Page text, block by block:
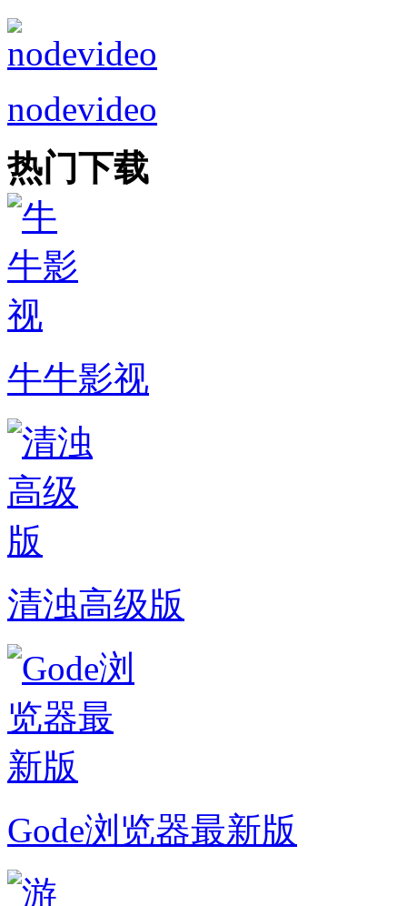
nodevideo
热门下载
牛牛影视
清浊高级版
Gode浏览器最新版